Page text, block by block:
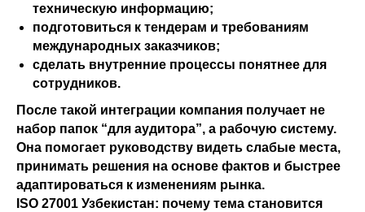
техническую информацию;
подготовиться к тендерам и требованиям
международных заказчиков;
сделать внутренние процессы понятнее для
сотрудников.
После такой интеграции компания получает не
набор папок “для аудитора”, а рабочую систему.
Она помогает руководству видеть слабые места,
принимать решения на основе фактов и быстрее
адаптироваться к изменениям рынка.
ISO 27001 Узбекистан: почему тема становится